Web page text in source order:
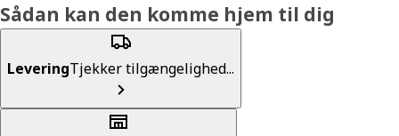
Sådan kan den komme hjem til dig
LeveringTjekker tilgængelighed...